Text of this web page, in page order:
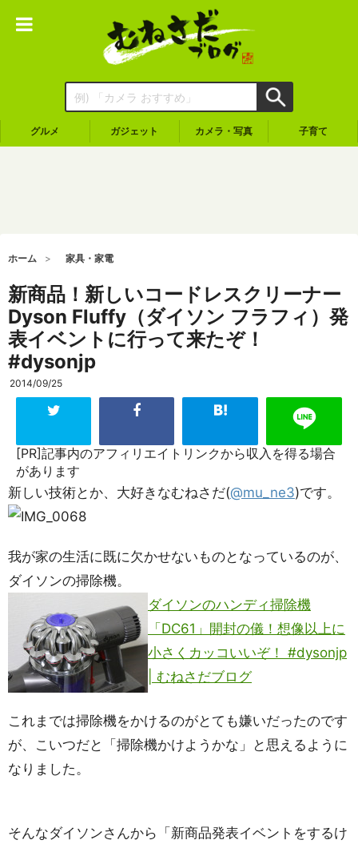
グルメ ガジェット カメラ・写真 子育て
ホーム 家具・家電
新商品！新しいコードレスクリーナー
Dyson Fluffy（ダイソン フラフィ）発
表イベントに行って来たぞ！
#dysonjp
2014/09/25
[PR]記事内のアフィリエイトリンクから収入を得る場合
があります
新しい技術とか、大好きなむねさだ(@mu_ne3)です。
我が家の生活に既に欠かせないものとなっているのが、
ダイソンの掃除機。
ダイソンのハンディ掃除機
「DC61」開封の儀！想像以上に
小さくカッコいいぞ！ #dysonjp
| むねさだブログ
これまでは掃除機をかけるのがとても嫌いだったのです
が、こいつだと「掃除機かけようかな」と思えるように
なりました。
そんなダイソンさんから「新商品発表イベントをするけ